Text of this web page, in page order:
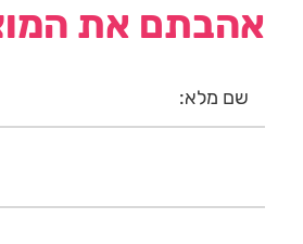
אהבתם את